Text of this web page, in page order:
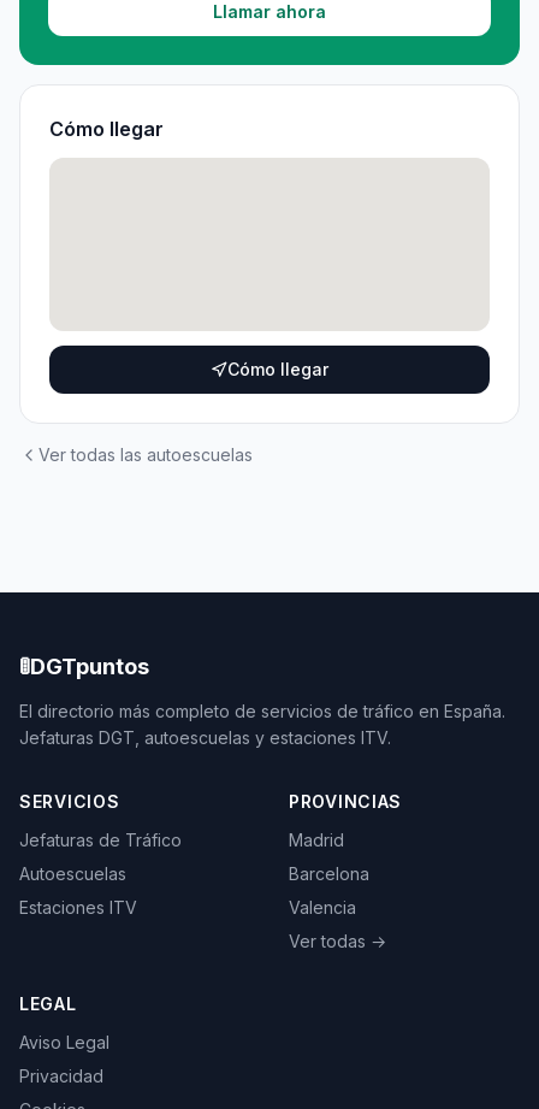
Llamar ahora
Cómo llegar
Cómo llegar
Ver todas las autoescuelas
🚦DGTpuntos
El directorio más completo de servicios de tráfico en España.
Jefaturas DGT, autoescuelas y estaciones ITV.
SERVICIOS
Jefaturas de Tráfico
Autoescuelas
Estaciones ITV
PROVINCIAS
Madrid
Barcelona
Valencia
Ver todas →
LEGAL
Aviso Legal
Privacidad